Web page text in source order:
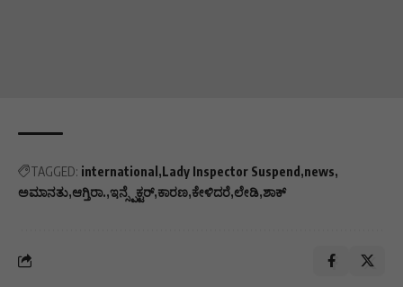
TAGGED: international Lady Inspector Suspend news
ಅಮಾನತು ಆಗ್ತಿರಾ. ಇನ್ಸ್ಪೆಕ್ಟರ್ ಕಾರಣ ಕೇಳಿದರೆ ಲೇಡಿ ಶಾಕ್